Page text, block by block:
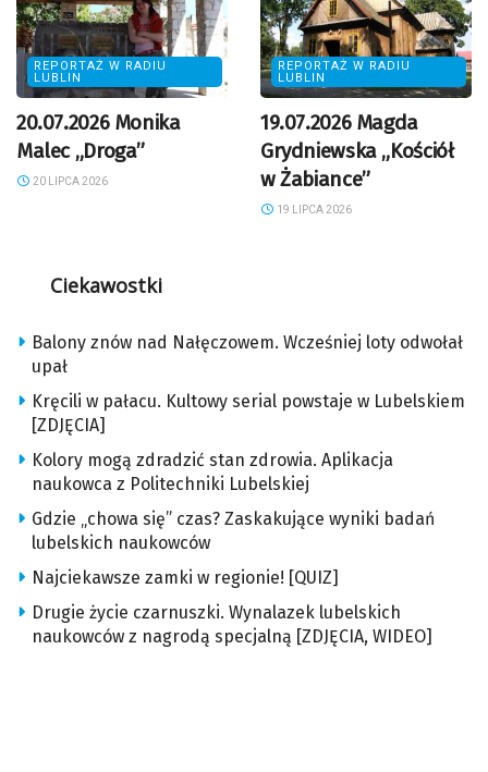
REPORTAŻ W RADIU
LUBLIN
20.07.2026 Monika
Malec „Droga”
20 LIPCA 2026
REPORTAŻ W RADIU
LUBLIN
19.07.2026 Magda
Grydniewska „Kościół
w Żabiance”
19 LIPCA 2026
Ciekawostki
Balony znów nad Nałęczowem. Wcześniej loty odwołał
upał
Kręcili w pałacu. Kultowy serial powstaje w Lubelskiem
[ZDJĘCIA]
Kolory mogą zdradzić stan zdrowia. Aplikacja
naukowca z Politechniki Lubelskiej
Gdzie „chowa się” czas? Zaskakujące wyniki badań
lubelskich naukowców
Najciekawsze zamki w regionie! [QUIZ]
Drugie życie czarnuszki. Wynalazek lubelskich
naukowców z nagrodą specjalną [ZDJĘCIA, WIDEO]